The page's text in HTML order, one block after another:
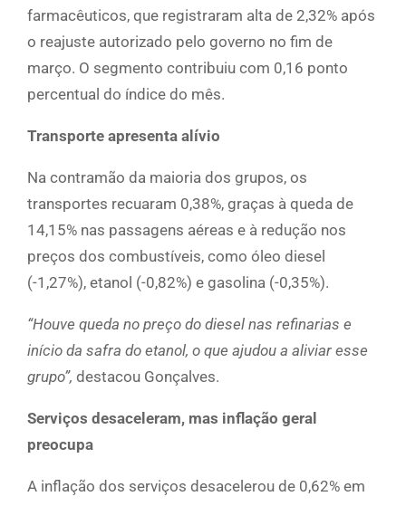
farmacêuticos, que registraram alta de 2,32% após
o reajuste autorizado pelo governo no fim de
março. O segmento contribuiu com 0,16 ponto
percentual do índice do mês.
Transporte apresenta alívio
Na contramão da maioria dos grupos, os
transportes recuaram 0,38%, graças à queda de
14,15% nas passagens aéreas e à redução nos
preços dos combustíveis, como óleo diesel
(-1,27%), etanol (-0,82%) e gasolina (-0,35%).
“Houve queda no preço do diesel nas refinarias e
início da safra do etanol, o que ajudou a aliviar esse
grupo”, destacou Gonçalves.
Serviços desaceleram, mas inflação geral
preocupa
A inflação dos serviços desacelerou de 0,62% em